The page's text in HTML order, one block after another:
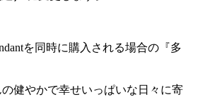
を同時に購入される場合の『多
健やかで幸せいっぱいな日々に寄